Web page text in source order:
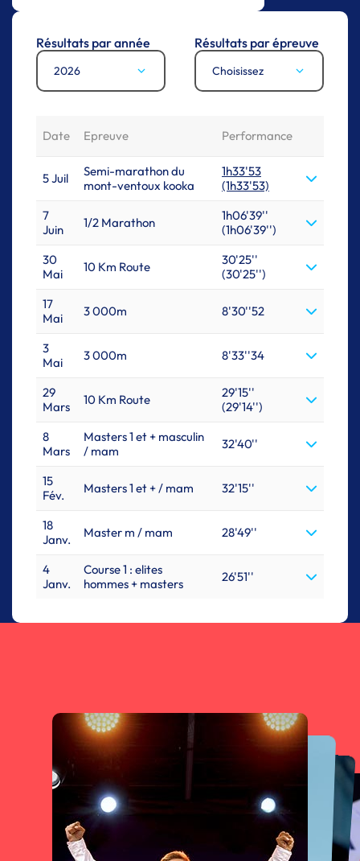
Résultats par année
2026
Résultats par épreuve
Choisissez
Date Epreuve Performance
5 Juil
Semi-marathon du
mont-ventoux kooka
1h33'53
(1h33'53)
7
Juin
1/2 Marathon
1h06'39''
(1h06'39'')
30
Mai
10 Km Route
30'25''
(30'25'')
17
Mai
3 000m 8'30''52
3
Mai
3 000m 8'33''34
29
Mars
10 Km Route
29'15''
(29'14'')
8
Mars
Masters 1 et + masculin
/ mam
32'40''
15
Fév.
Masters 1 et + / mam 32'15''
18
Janv.
Master m / mam 28'49''
4
Janv.
Course 1 : elites
hommes + masters
26'51''